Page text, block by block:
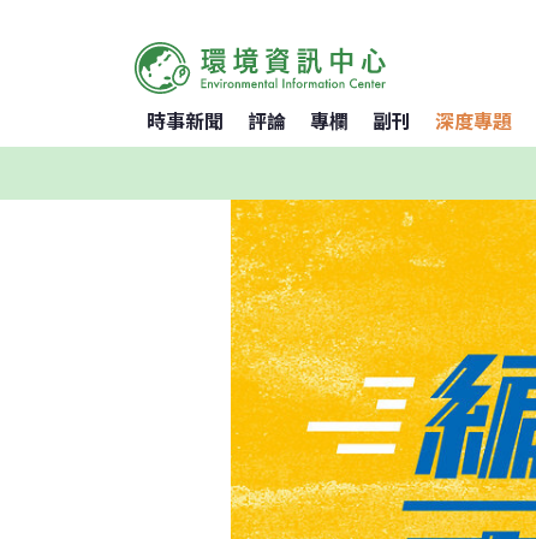
時事新聞 評論 專欄 副刊 深度專題